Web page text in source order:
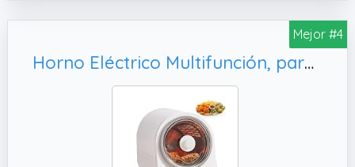
cambio, son absorbidas, dejando el aparato
limpio.
✔️ CAPACIDAD DE 70 LITROS: gran horno para
uso exterior que puede colocarse sobre
superficies duras. Ideal para cocinas
especialmente grandes y familias
Mejor #4
Horno Eléctrico Multifunción, para Familia